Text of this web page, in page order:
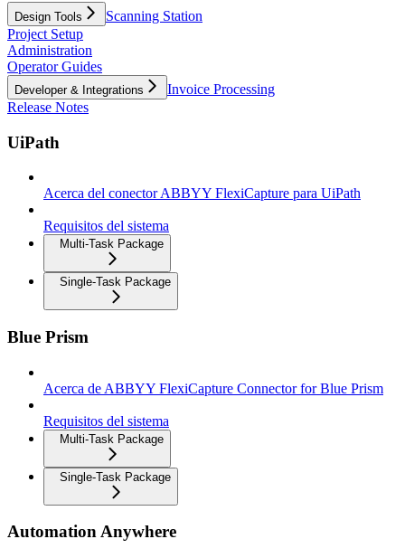
Design Tools
Scanning Station
Project Setup
Administration
Operator Guides
Developer & Integrations
Invoice Processing
Release Notes
UiPath
Acerca del conector ABBYY FlexiCapture para UiPath
Requisitos del sistema
Multi-Task Package
Single-Task Package
Blue Prism
Acerca de ABBYY FlexiCapture Connector for Blue Prism
Requisitos del sistema
Multi-Task Package
Single-Task Package
Automation Anywhere